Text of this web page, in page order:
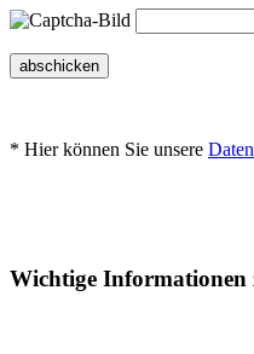
abschicken
* Hier können Sie unsere
Wichtige